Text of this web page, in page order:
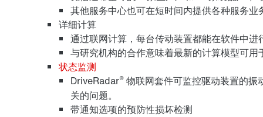
其他服务中心也可在短时间内提供各种服务业
详细计算
通过联网计算，每台传动装置都能在软件中
与研究机构的合作意味着最新的计算模型可用
状态监测
DriveRadar® 物联网套件可监控驱动装置的
关的问题。
带通知选项的预防性损坏检测